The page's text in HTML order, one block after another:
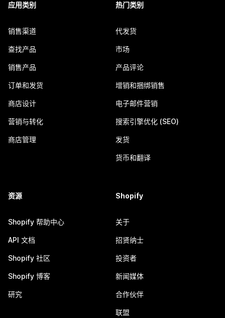
应用类别
销售渠道
查找产品
销售产品
订单和发货
商店设计
营销与转化
商店管理
热门类别
代发货
市场
产品评论
增销和捆绑销售
电子邮件营销
搜索引擎优化 (SEO)
发货
货币和翻译
资源
Shopify 帮助中心
API 文档
Shopify 社区
Shopify 博客
研究
Shopify
关于
招贤纳士
投资者
新闻媒体
合作伙伴
联盟